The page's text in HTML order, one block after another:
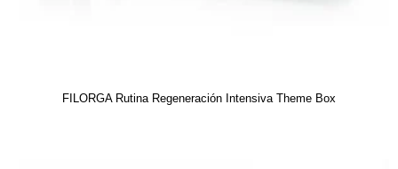
FILORGA Rutina Regeneración Intensiva Theme Box